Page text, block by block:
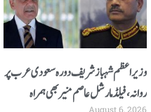
وزیر اعظم شہباز شریف دورہ سعودی عرب پر
روانہ، فیلڈ مارشل عاصم منیر بھی ہمراہ
August 6, 2026